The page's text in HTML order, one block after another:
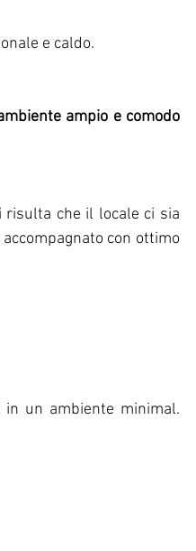
e caldo.
ampio e comodo
risulta che il locale ci sia
con ottimo
in un ambiente minimal.